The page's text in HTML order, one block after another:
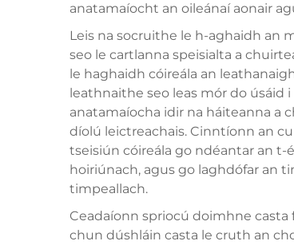
anatamaíocht an oileánaí aonair
Leis na socruithe le h-aghaidh an
seo le cartlanna speisialta a
le haghaidh cóireála an
leathnaithe seo leas mór do úsáid
anatamaíocha idir na háiteanna a
díolú leictreachais. Cinntíonn an
tseisiún cóireála go ndéantar an t-
hoiriúnach, agus go laghdófar an
timpeallach.
Ceadaíonn spriocú doimhne casta
chun dúshláin casta le cruth an